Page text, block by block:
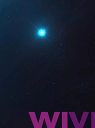
Solicita una demo